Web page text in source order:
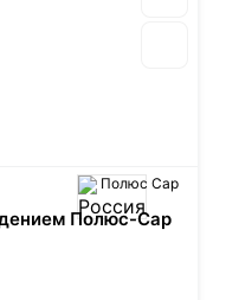
Полюс Сар
Полюс-Сар